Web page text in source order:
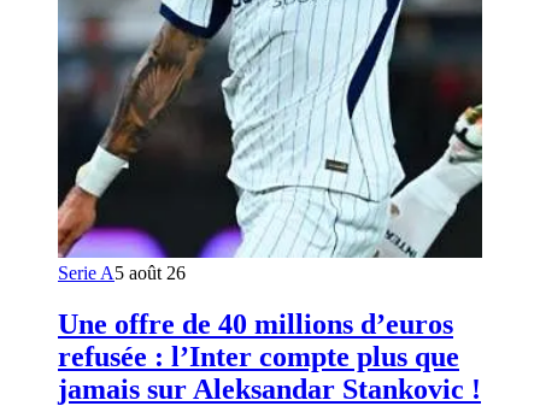
Serie A5 août 26
Une offre de 40 millions d’euros
refusée : l’Inter compte plus que
jamais sur Aleksandar Stankovic !